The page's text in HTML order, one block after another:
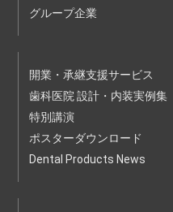
４ 当社は、お客様の申込
ウェブサイトに掲載され
６ 当社は、以下の各号の
は、承諾をしないことが
（２）過去に本規約の違反
止、本セミナー等利用契
（３）暴力団、暴力団員、
標ぼうゴロ、政治運動
（４）未成年者、被後見
グループ企業
開業・承継支援サービス
歯科医院 設計・内装実例集
特別講演
ポスターダウンロード
Dental Products News